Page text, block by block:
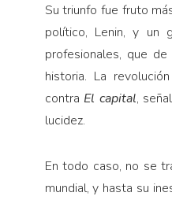
Su triunfo fue fruto
político, Lenin, y un
profesionales, que
historia. La
contra El capital,
lucidez.
En todo caso, no se
mundial, y hasta su